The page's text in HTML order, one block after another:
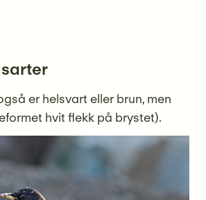
er helsvart eller brun, men
hvit flekk på brystet).